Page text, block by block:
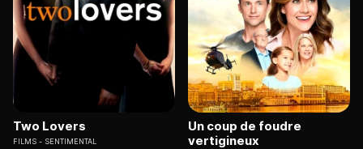
Two Lovers
FILMS SENTIMENTAL
Un coup de foudre
vertigineux